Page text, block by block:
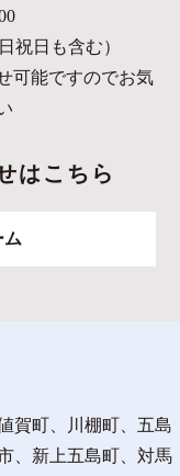
祝日も含む）
可能ですのでお気
はこちら
ム
賀町、川棚町、五島
、新上五島町、対馬